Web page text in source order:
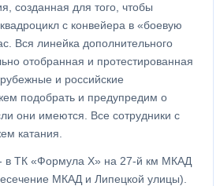
созданная для того, чтобы
с конвейера в «боевую
Вся линейка дополнительного
отобранная и протестированная
и российские
подобрать и предупредим о
они имеются. Все сотрудники с
катания.
в ТК «Формула X» на 27-й км МКАД
МКАД и Липецкой улицы).